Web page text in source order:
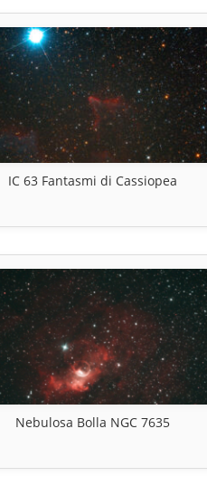
IC 63 Fantasmi di Cassiopea
Nebulosa Bolla NGC 7635